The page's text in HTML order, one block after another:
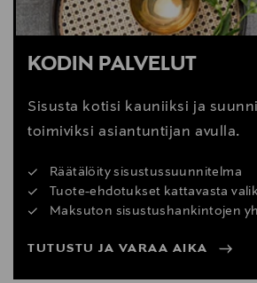
KODIN PALVELUT
Sisusta kotisi kauniiksi ja
toimiviksi asiantuntijan avulla.
Räätälöity sisustussuunnitelma
Tuote-ehdotukset kattavasta
Maksuton sisustushankintojen
TUTUSTU JA VARAA AIKA